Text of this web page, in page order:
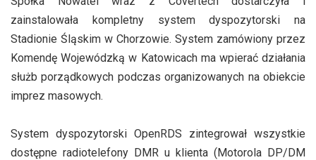
zainstalowała kompletny system dyspozytorski na
Stadionie Śląskim w Chorzowie. System zamówiony przez
Komendę Wojewódzką w Katowicach ma wpierać działania
służb porządkowych podczas organizowanych na obiekcie
imprez masowych.
System dyspozytorski OpenRDS zintegrował wszystkie
dostępne radiotelefony DMR u klienta (Motorola DP/DM